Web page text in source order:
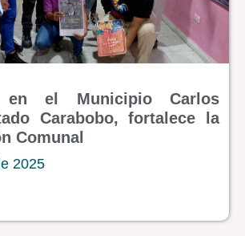
en el Municipio Carlos
Carabobo, fortalece la
Comunal
2025